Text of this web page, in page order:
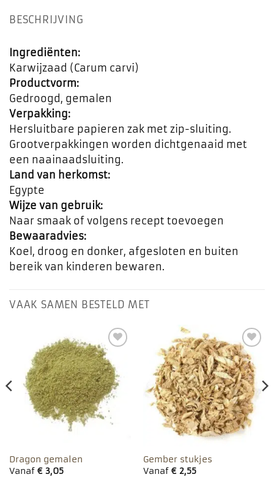
BESCHRIJVING
Ingrediënten:
Karwijzaad (Carum carvi)
Productvorm:
Gedroogd, gemalen
Verpakking:
Hersluitbare papieren zak met zip-sluiting.
Grootverpakkingen worden dichtgenaaid met
een naainaadsluiting.
Land van herkomst:
Egypte
Wijze van gebruik:
Naar smaak of volgens recept toevoegen
Bewaaradvies:
Koel, droog en donker, afgesloten en buiten
bereik van kinderen bewaren.
VAAK SAMEN BESTELD MET
Toevoegen
aan
favorieten
Dragon gemalen
Vanaf €3,05
Toevoegen
aan
favorieten
Gember stukjes
Vanaf €2,55